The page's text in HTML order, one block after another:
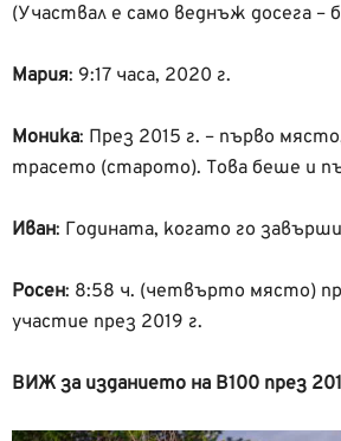
(Участвал е само веднъж досега –
Мария: 9:17 часа, 2020 г.
Моника: През 2015 г. – първо
трасето (старото). Това беше и
Иван: Годината, когато го
Росен: 8:58 ч. (четвърто място)
участие през 2019 г.
ВИЖ за изданието на В100 през